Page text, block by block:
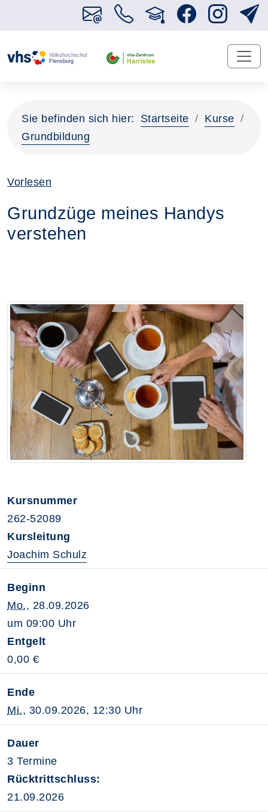
Sie befinden sich hier: Startseite
Kurse
Grundbildung
Vorlesen
Grundzüge meines Handys
verstehen
Kursnummer
262-52089
Kursleitung
Joachim Schulz
Beginn
Mo., 28.09.2026
um 09:00 Uhr
Entgelt
0,00 €
Ende
Mi., 30.09.2026, 12:30 Uhr
Dauer
3 Termine
Rücktrittschluss:
21.09.2026